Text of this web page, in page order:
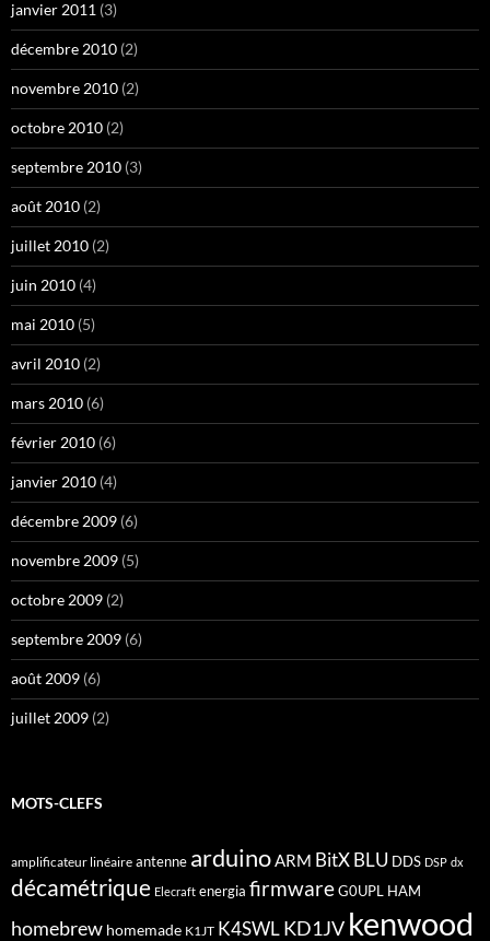
janvier 2011 (3)
décembre 2010 (2)
novembre 2010 (2)
octobre 2010 (2)
septembre 2010 (3)
août 2010 (2)
juillet 2010 (2)
juin 2010 (4)
mai 2010 (5)
avril 2010 (2)
mars 2010 (6)
février 2010 (6)
janvier 2010 (4)
décembre 2009 (6)
novembre 2009 (5)
octobre 2009 (2)
septembre 2009 (6)
août 2009 (6)
juillet 2009 (2)
MOTS-CLEFS
amplificateur linéaire antenne arduinoARM BitX BLU DDS DSP dx
décamétrique Elecraft energia firmwareG0UPL HAM
homebrew homemade K1JT K4SWL KD1JV kenwood